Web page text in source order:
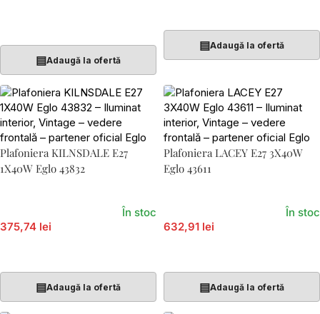
▤Adaugă la ofertă
▤Adaugă la ofertă
Plafoniera KILNSDALE E27
1X40W Eglo 43832
375,74 lei
În stoc
▤Adaugă la ofertă
Plafoniera LACEY E27 3X40W
Eglo 43611
632,91 lei
În stoc
▤Adaugă la ofertă